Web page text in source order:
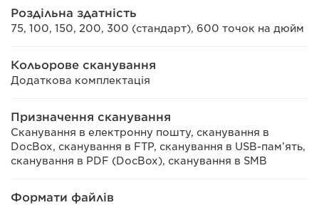
Роздільна здатність
75, 100, 150, 200, 300 (стандарт), 600 точок на дюйм
Кольорове сканування
Додаткова комплектація
Призначення сканування
Сканування в електронну пошту, сканування в
DocBox, сканування в FTP, сканування в USB-пам’ять,
сканування в PDF (DocBox), сканування в SMB
Формати файлів